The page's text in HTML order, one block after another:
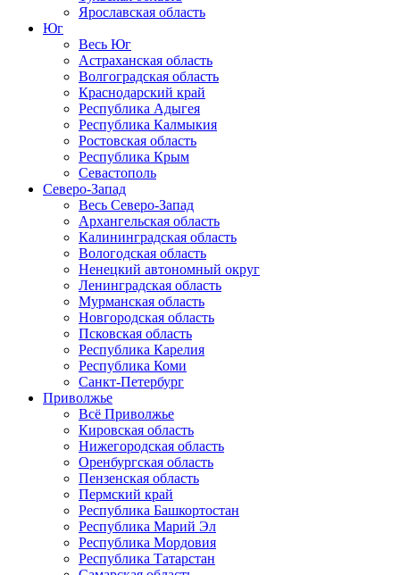
Ярославская область
Юг
Весь Юг
Астраханская область
Волгоградская область
Краснодарский край
Республика Адыгея
Республика Калмыкия
Ростовская область
Республика Крым
Севастополь
Северо-Запад
Весь Северо-Запад
Архангельская область
Калининградская область
Вологодская область
Ненецкий автономный округ
Ленинградская область
Мурманская область
Новгородская область
Псковская область
Республика Карелия
Республика Коми
Санкт-Петербург
Приволжье
Всё Приволжье
Кировская область
Нижегородская область
Оренбургская область
Пензенская область
Пермский край
Республика Башкортостан
Республика Марий Эл
Республика Мордовия
Республика Татарстан